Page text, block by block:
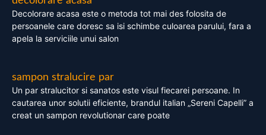
Decolorare acasa este o metoda tot mai des folosita de
persoanele care doresc sa isi schimbe culoarea parului, fara a
apela la serviciile unui salon
sampon stralucire par
Un par stralucitor si sanatos este visul fiecarei persoane. In
cautarea unor solutii eficiente, brandul italian „Sereni Capelli” a
creat un sampon revolutionar care poate